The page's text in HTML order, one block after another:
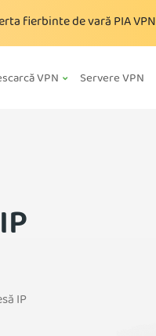
fierbinte de vară PIA VPN
VPN Servere VPN
IP